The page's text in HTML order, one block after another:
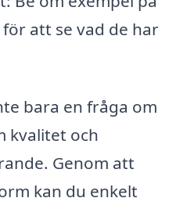
att se vad de har
bara en fråga om
kvalitet och
Genom att
kan du enkelt